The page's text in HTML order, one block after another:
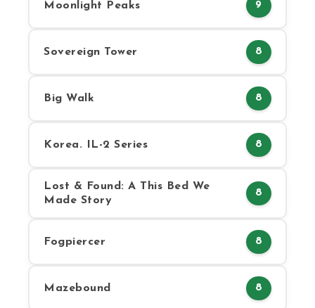
Moonlight Peaks 9
Sovereign Tower 8
Big Walk 8
Korea. IL-2 Series 8
Lost & Found: A This Bed We
Made Story
8
Fogpiercer 8
Mazebound 8